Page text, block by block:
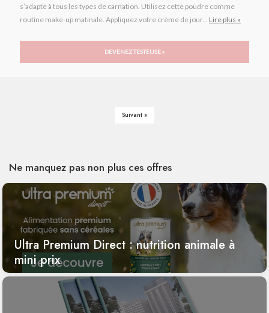
s’adapte à tous les types de carnation. Utilisez cette poudre comme
routine make-up matinale. Appliquez votre crème de jour... Lire plus »
DEVENEZ TESTEUSE »
Suivant »
Ne manquez pas non plus ces offres
Ultra Premium Direct : nutrition animale à
mini prix